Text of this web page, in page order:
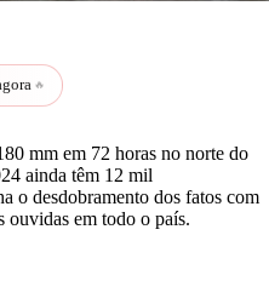
🔥
mm em 72 horas no norte do
ainda têm 12 mil
o desdobramento dos fatos com
ouvidas em todo o país.